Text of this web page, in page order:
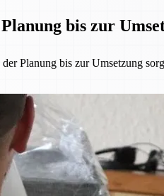
bis zur
Planung bis zur Umsetzung